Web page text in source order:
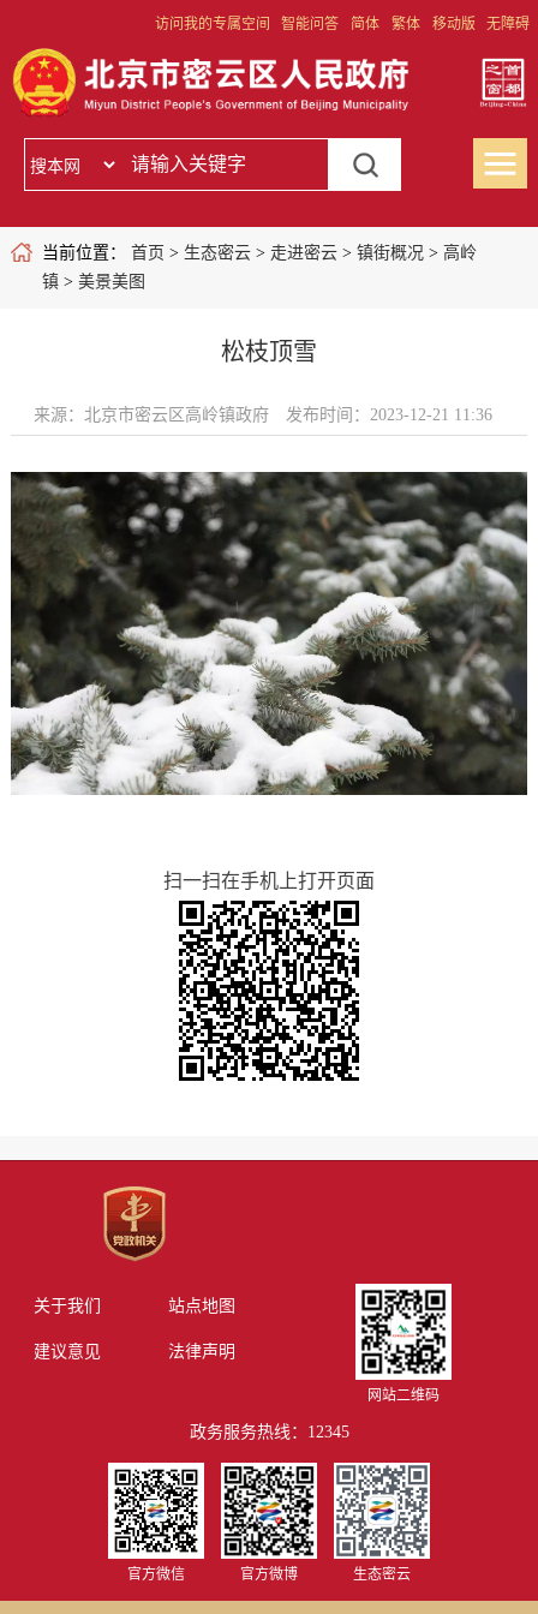
访问我的专属空间 智能问答 简体 繁体 移动版 无障碍
当前位置： 首页 > 生态密云> 走进密云> 镇街概况 > 高岭
镇> 美景美图
松枝顶雪
来源：北京市密云区高岭镇政府 发布时间：2023-12-21 11:36
扫一扫在手机上打开页面
关于我们 站点地图
建议意见 法律声明
网站二维码
政务服务热线：12345
官方微信 官方微博 生态密云